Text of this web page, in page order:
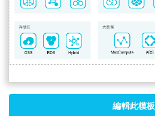
編輯此模板